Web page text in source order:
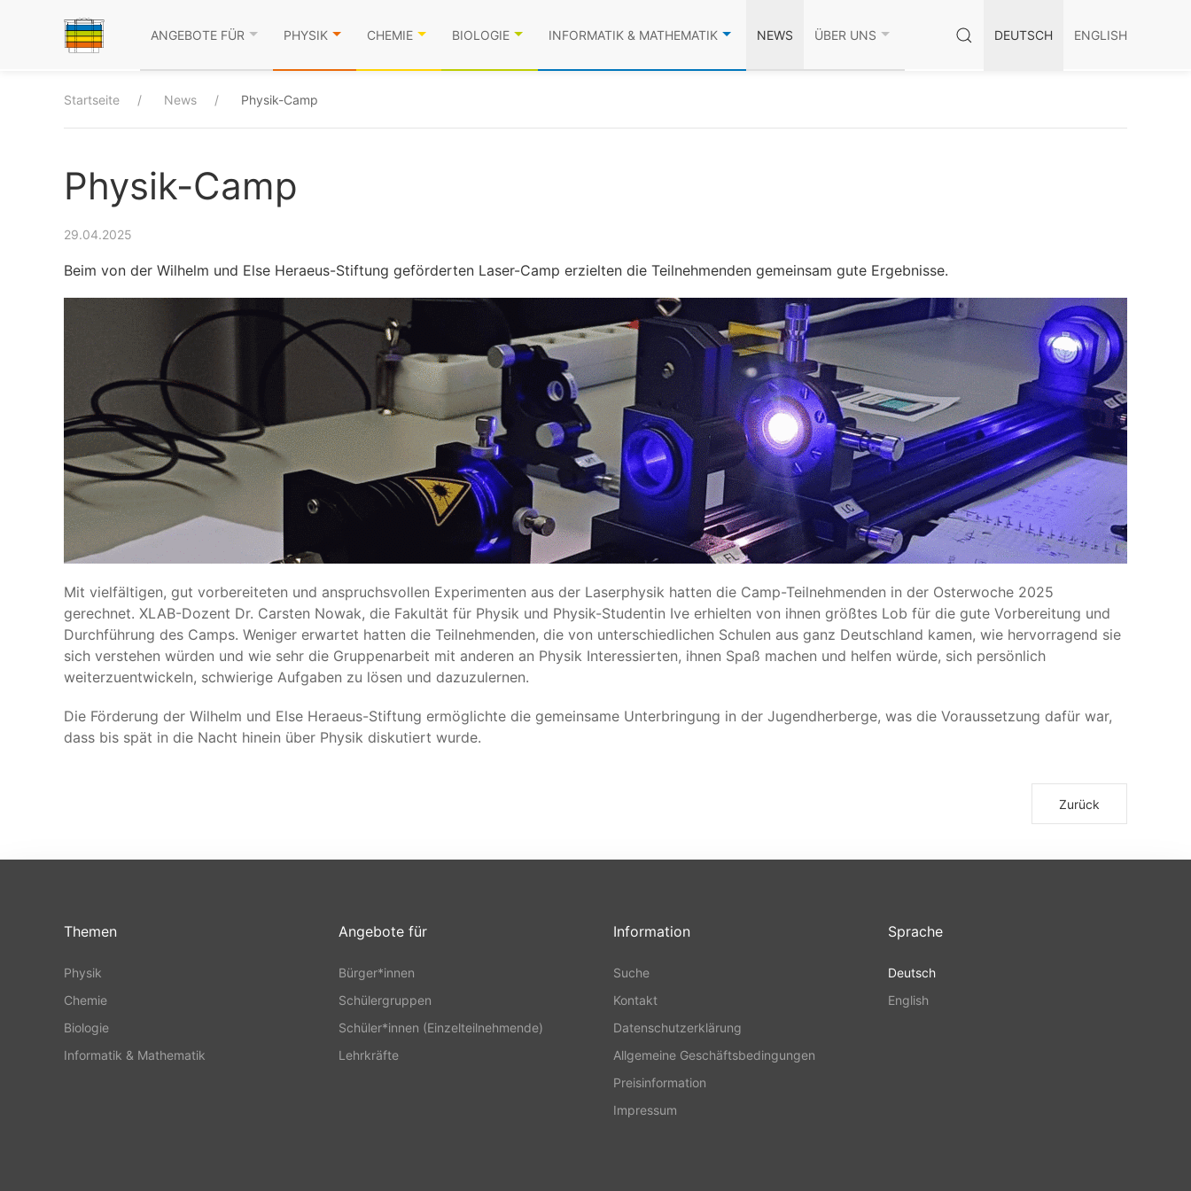
ANGEBOTE FÜR PHYSIK CHEMIE BIOLOGIE INFORMATIK & MATHEMATIK NEWS ÜBER UNS DEUTSCH ENGLISH
Startseite News Physik-Camp
Physik-Camp
29.04.2025
Beim von der Wilhelm und Else Heraeus-Stiftung geförderten Laser-Camp erzielten die Teilnehmenden gemeinsam gute Ergebnisse.
Mit vielfältigen, gut vorbereiteten und anspruchsvollen Experimenten aus der Laserphysik hatten die Camp-Teilnehmenden in der Osterwoche 2025
gerechnet. XLAB-Dozent Dr. Carsten Nowak, die Fakultät für Physik und Physik-Studentin Ive erhielten von ihnen größtes Lob für die gute Vorbereitung und
Durchführung des Camps. Weniger erwartet hatten die Teilnehmenden, die von unterschiedlichen Schulen aus ganz Deutschland kamen, wie hervorragend sie
sich verstehen würden und wie sehr die Gruppenarbeit mit anderen an Physik Interessierten, ihnen Spaß machen und helfen würde, sich persönlich
weiterzuentwickeln, schwierige Aufgaben zu lösen und dazuzulernen.
Die Förderung der Wilhelm und Else Heraeus-Stiftung ermöglichte die gemeinsame Unterbringung in der Jugendherberge, was die Voraussetzung dafür war,
dass bis spät in die Nacht hinein über Physik diskutiert wurde.
Zurück
Themen
Physik
Chemie
Biologie
Informatik & Mathematik
Angebote für
Bürger*innen
Schülergruppen
Schüler*innen (Einzelteilnehmende)
Lehrkräfte
Information
Suche
Kontakt
Datenschutzerklärung
Allgemeine Geschäftsbedingungen
Preisinformation
Impressum
Sprache
Deutsch
English